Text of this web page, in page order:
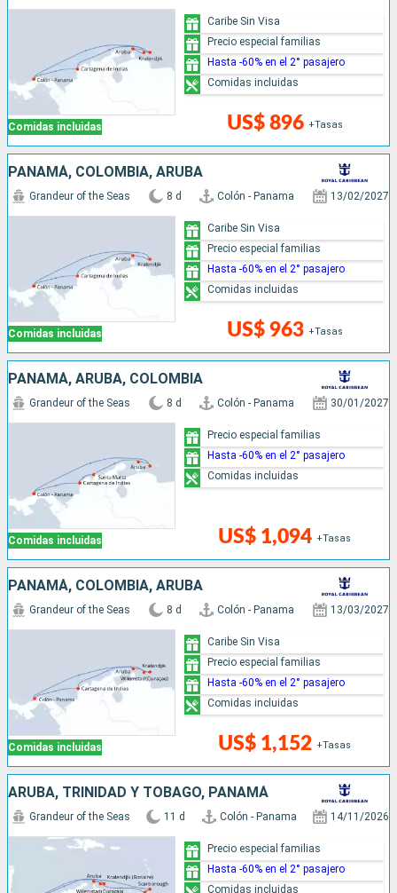
Comidas incluidas US$ 896 +Tasas
Caribe Sin Visa
Precio especial familias
Hasta -60% en el 2° pasajero
Comidas incluidas
PANAMÁ, COLOMBIA, ARUBA
Comidas incluidas
Grandeur of the Seas 8 d Colón - Panama 13/02/2027
US$ 963 +Tasas
Caribe Sin Visa
Precio especial familias
Hasta -60% en el 2° pasajero
Comidas incluidas
PANAMÁ, ARUBA, COLOMBIA
Comidas incluidas
Grandeur of the Seas 8 d Colón - Panama 30/01/2027
US$ 1,094 +Tasas
Precio especial familias
Hasta -60% en el 2° pasajero
Comidas incluidas
PANAMÁ, COLOMBIA, ARUBA
Comidas incluidas
Grandeur of the Seas 8 d Colón - Panama 13/03/2027
US$ 1,152 +Tasas
Caribe Sin Visa
Precio especial familias
Hasta -60% en el 2° pasajero
Comidas incluidas
ARUBA, TRINIDAD Y TOBAGO, PANAMÁ
Grandeur of the Seas 11 d Colón - Panama 14/11/2026
Precio especial familias
Hasta -60% en el 2° pasajero
Comidas incluidas